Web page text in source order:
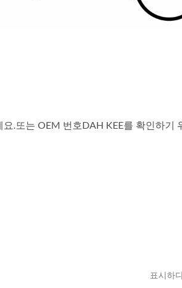
.또는 OEM 번호DAH KEE를 확인하기
표시하